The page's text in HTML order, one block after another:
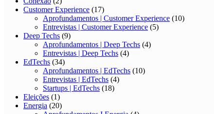
Customer Experience (17)
Aprofundamentos | Customer Experience (10)
Entrevistas | Customer Experience (5)
Deep Techs (9)
Aprofundamentos | Deep Techs (4)
Entrevistas | Deep Techs (4)
EdTechs (34)
Aprofundamentos | EdTechs (10)
Entrevistas | EdTechs (4)
Startups | EdTechs (18)
Eleições (1)
Energia (20)